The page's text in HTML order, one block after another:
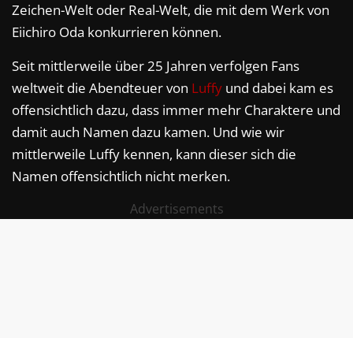
Zeichen-Welt oder Real-Welt, die mit dem Werk von
Eiichiro Oda konkurrieren können.
Seit mittlerweile über 25 Jahren verfolgen Fans
weltweit die Abendteuer von Luffy und dabei kam es
offensichtlich dazu, dass immer mehr Charaktere und
damit auch Namen dazu kamen. Und wie wir
mittlerweile Luffy kennen, kann dieser sich die
Namen offensichtlich nicht merken.
Advertisements